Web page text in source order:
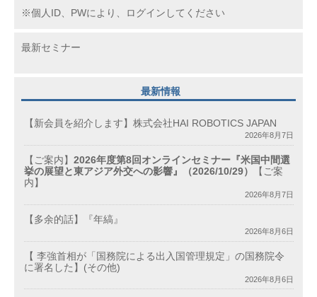
※個人ID、PWにより、ログインしてください
最新セミナー
最新情報
【新会員を紹介します】株式会社HAI ROBOTICS JAPAN
2026年8月7日
【ご案内】 2026年度第8回オンラインセミナー『米国中間選
挙の展望と東アジア外交への影響』（2026/10/29）
【ご案
内】
2026年8月7日
【多余的話】『年縞』
2026年8月6日
【 李強首相が「国務院による出入国管理規定」の国務院令
に署名した】(その他)
2026年8月6日